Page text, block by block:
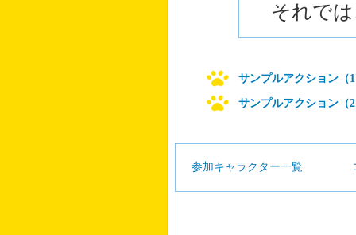
それでは
サンプルアクション（
サンプルアクション（
参加キャラクター一覧